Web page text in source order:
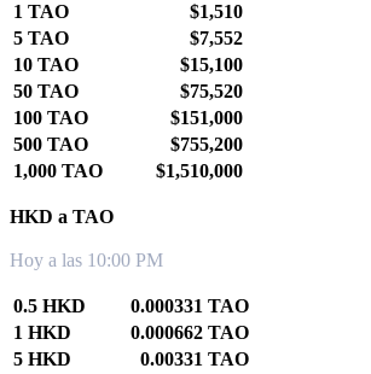
1 TAO
$1,510
5 TAO
$7,552
10 TAO
$15,100
50 TAO
$75,520
100 TAO
$151,000
500 TAO
$755,200
1,000 TAO
$1,510,000
HKD a TAO
Hoy a las 10:00 PM
0.5 HKD
0.000331 TAO
1 HKD
0.000662 TAO
5 HKD
0.00331 TAO